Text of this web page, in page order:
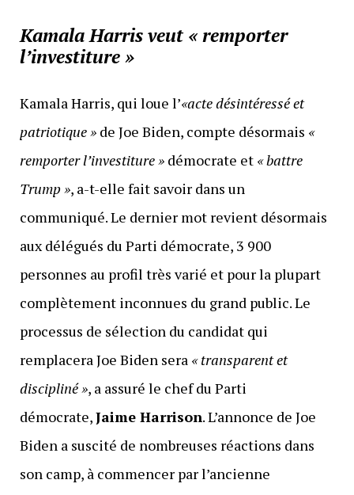
Kamala Harris veut « remporter
l’investiture »
Kamala Harris, qui loue l’«acte désintéressé et
patriotique »de Joe Biden, compte désormais «
remporter l’investiture »démocrate et « battre
Trump », a-t-elle fait savoir dans un
communiqué. Le dernier mot revient désormais
aux délégués du Parti démocrate, 3 900
personnes au profil très varié et pour la plupart
complètement inconnues du grand public. Le
processus de sélection du candidat qui
remplacera Joe Biden sera « transparent et
discipliné », a assuré le chef du Parti
démocrate,Jaime Harrison. L’annonce de Joe
Biden a suscité de nombreuses réactions dans
son camp, à commencer par l’ancienne